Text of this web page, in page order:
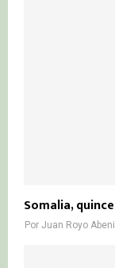
Somalia,
Por Juan Royo